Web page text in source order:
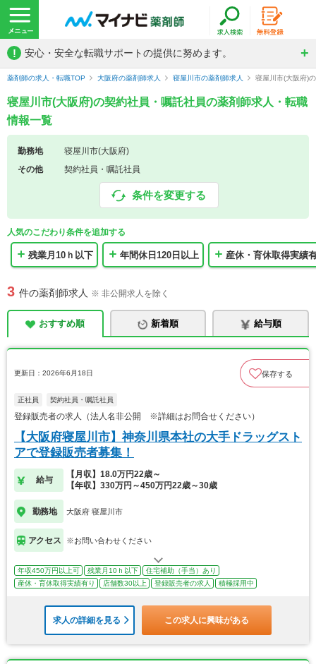
! 安心・安全な転職サポートの提供に努めます。
薬剤師の求人・転職TOP 大阪府の薬剤師求人 寝屋川市の薬剤師求人 寝屋川市(大阪府)
寝屋川市(大阪府)の契約社員・嘱託社員の薬剤師求人・転職
情報一覧
勤務地
寝屋川市(大阪府)
その他
契約社員・嘱託社員
条件を変更する
人気のこだわり条件を追加する
残業月10ｈ以下 年間休日120日以上 産休・育休取得実績
3 件の薬剤師求人 ※ 非公開求人を除く
おすすめ順 新着順 給与順
更新日：2026年6月18日 保存する
正社員 契約社員・嘱託社員
登録販売者の求人（法人名非公開 ※詳細はお問合せください）
【大阪府寝屋川市】神奈川県本社の大手ドラッグスト
アで登録販売者募集！
給与
【月収】18.0万円22歳～
【年収】330万円～450万円22歳～30歳
勤務地 大阪府 寝屋川市
アクセス ※お問い合わせください
年収450万円以上可 残業月10ｈ以下
住宅補助（手当）あり
産休・育休取得実績有り
店舗数30以上 登録販売者の求人 積極採用中
求人の詳細を見る この求人に興味がある